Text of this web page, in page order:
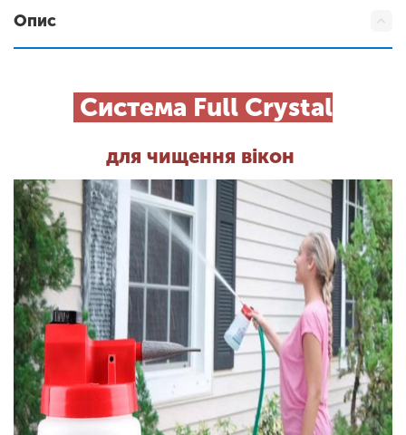
Опис
Система Full Crystal
для чищення вікон